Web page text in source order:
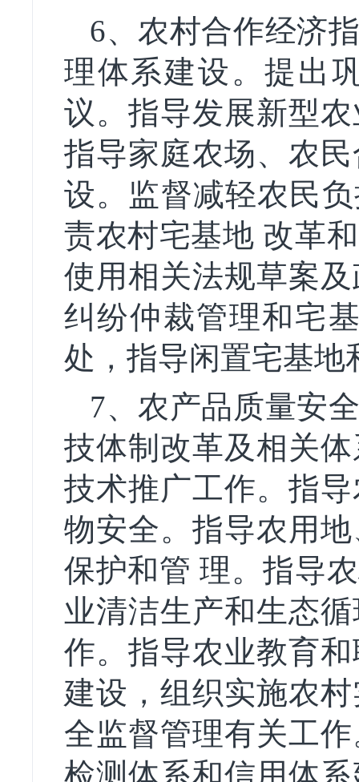
6、农村合作经济
理体系建设。提出
议。指导发展新型
指导家庭农场、农
设。监督减轻农民
责农村宅基地 改革
使用相关法规草案
纠纷仲裁管理和宅
处，指导闲置宅基地
7、农产品质量安
技体制改革及相关
技术推广工作。指
物安全。指导农用
保护和管 理。指导
业清洁生产和生态
作。指导农业教育
建设，组织实施农
全监督管理有关工
检测体系和信用体